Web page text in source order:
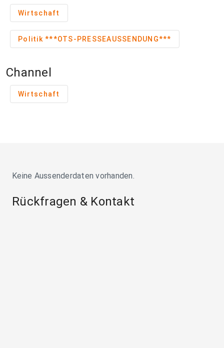
Wirtschaft
Politik ***OTS-PRESSEAUSSENDUNG***
Channel
Wirtschaft
Keine Aussenderdaten vorhanden.
Rückfragen & Kontakt